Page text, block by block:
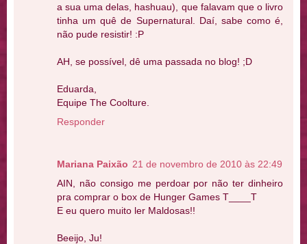
a sua uma delas, hashuau), que falavam que o livro
tinha um quê de Supernatural. Daí, sabe como é,
não pude resistir! :P
AH, se possível, dê uma passada no blog! ;D
Eduarda,
Equipe The Coolture.
Responder
Mariana Paixão 21 de novembro de 2010 às 22:49
AIN, não consigo me perdoar por não ter dinheiro
pra comprar o box de Hunger Games T____T
E eu quero muito ler Maldosas!!
Beeijo, Ju!